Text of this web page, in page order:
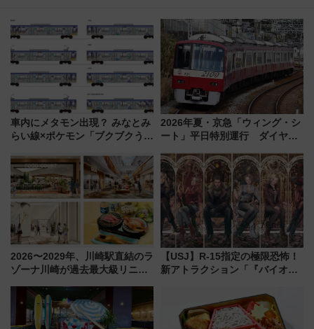
車内にメタモン出現？ みなとみ
らい線×ポケモン「ブクブクうみ
行開始に！ この夏は直通列車で
横浜へ！
2026年夏・京急「ウィング・シ
ート」平日特別運行 ダイヤ・
三浦海岸を堪能できるお出かけ
プランもご紹介
2026〜2029年、川崎駅直結のラ
ゾーナ川崎が過去最大級リニュ
「いつから何が変わるか」徹底
解説！
【USJ】R-15指定の極限恐怖！
新アトラクション「『バイオハ
ブ」今秋登場 ―予測不能の恐
怖に泣き叫べ―